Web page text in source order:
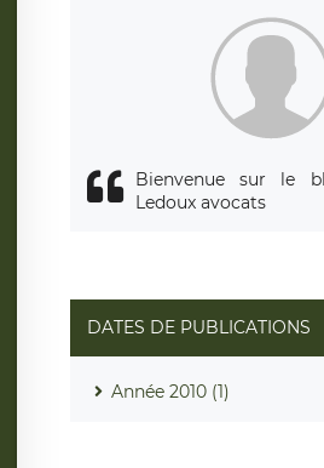
Bienvenue sur le
Ledoux avocats
DATES DE PUBLICATIONS
Année 2010 (1)